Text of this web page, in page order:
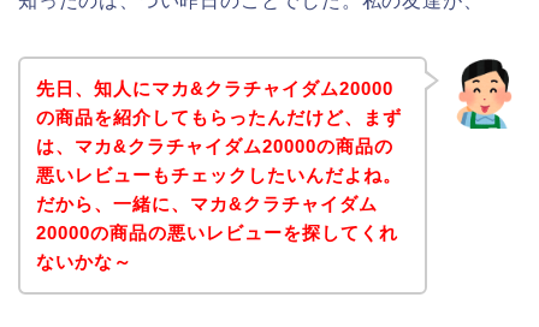
先日、知人にマカ&クラチャイダム20000
の商品を紹介してもらったんだけど、まず
は、マカ&クラチャイダム20000の商品の
悪いレビューもチェックしたいんだよね。
だから、一緒に、マカ&クラチャイダム
20000の商品の悪いレビューを探してくれ
ないかな～